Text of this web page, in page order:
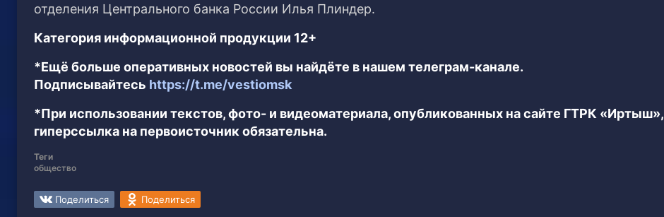
отделения Центрального банка России Илья Плиндер.
Категория информационной продукции 12+
*Ещё больше оперативных новостей вы найдёте в нашем телеграм-канале.
Подписывайтесь https://t.me/vestiomsk
*При использовании текстов, фото- и видеоматериала, опубликованных на сайте ГТРК «Иртыш»,
гиперссылка на первоисточник обязательна.
Теги
общество
Поделиться Поделиться